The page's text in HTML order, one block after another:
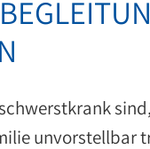
unvorstellbar